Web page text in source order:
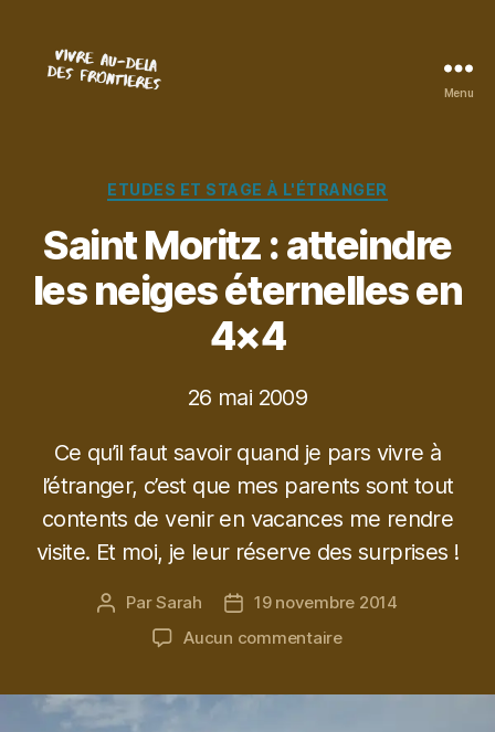
frontières
Menu
Catégories
ETUDES ET STAGE À L'ÉTRANGER
Saint Moritz : atteindre
les neiges éternelles en
4×4
26 mai 2009
Ce qu’il faut savoir quand je pars vivre à
l’étranger, c’est que mes parents sont tout
contents de venir en vacances me rendre
visite. Et moi, je leur réserve des surprises !
Auteur
l’article
ParSarah
Date19 novembre 2014
Aucun commentairesur